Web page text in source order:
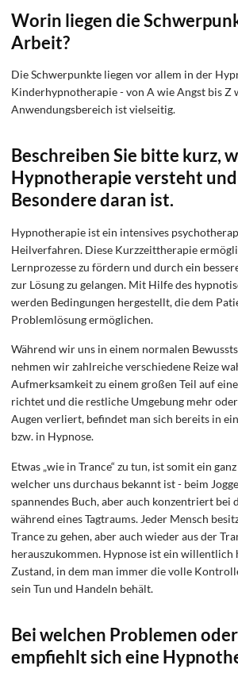
Worin liegen die
Arbeit?
Die Schwerpunkte liegen vor allem in der
Kinderhypnotherapie - von A wie Angst bis Z
Anwendungsbereich ist vielseitig.
Beschreiben Sie bitte kurz,
Hypnotherapie versteht und
Besondere daran ist.
Hypnotherapie ist ein intensives
Heilverfahren. Diese Kurzzeittherapie
Lernprozesse zu fördern und durch ein
zur Lösung zu gelangen. Mit Hilfe des
werden Bedingungen hergestellt, die dem
Problemlösung ermöglichen.
Während wir uns in einem normalen
nehmen wir zahlreiche verschiedene Reize
Aufmerksamkeit zu einem großen Teil auf
richtet und die restliche Umgebung mehr
Augen verliert, befindet man sich bereits in
bzw. in Hypnose.
Etwas „wie in Trance“ zu tun, ist somit ein
welcher uns durchaus bekannt ist - beim
spannendes Buch, aber auch konzentriert bei
während eines Tagtraums. Jeder Mensch
Trance zu gehen, aber auch wieder aus der
herauszukommen. Hypnose ist ein
Zustand, in dem man immer die volle
sein Tun und Handeln behält.
Bei welchen Problemen
empfiehlt sich eine